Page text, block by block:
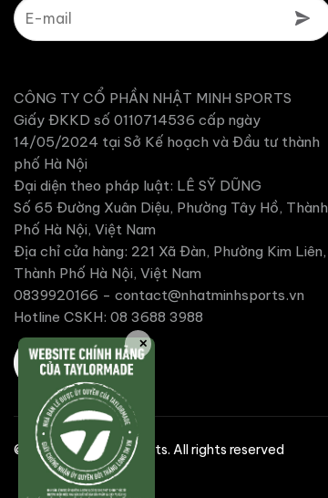
✕
CÔNG TY CỔ PHẦN NHẬT MINH SPORTS
Giấy ĐKKD số 0110714536 cấp ngày
14/05/2024 tại Sở Kế hoạch và Đầu tư thành
phố Hà Nội
Đại diện theo pháp luật: LÊ SỸ DŨNG
Số 65 Đường Xuân Diệu, Phường Tây Hồ, Thành
Phố Hà Nội, Việt Nam
Địa chỉ cửa hàng: 221 Xã Đàn, Phường Kim Liên,
Thành Phố Hà Nội, Việt Nam
0839920166 - contact@nhatminhsports.vn
Hotline CSKH: 08 3688 3988
©2025 Nhat Minh Sports. All rights reserved